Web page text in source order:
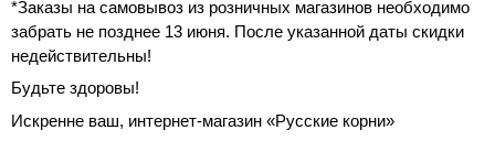
*Заказы на самовывоз из розничных магазинов необходимо
забрать не позднее 13 июня. После указанной даты скидки
недействительны!
Будьте здоровы!
Искренне ваш, интернет-магазин «Русские корни»